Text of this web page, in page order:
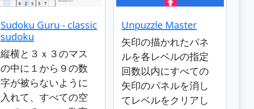
Sudoku Guru - classic
sudoku
縦横と３ｘ３のマス
の中に１から９の数
字が被らないように
入れて、すべての空
Unpuzzle Master
矢印の描かれたパネ
ルを各レベルの指定
回数以内にすべての
矢印のパネルを消し
てレベルをクリアし